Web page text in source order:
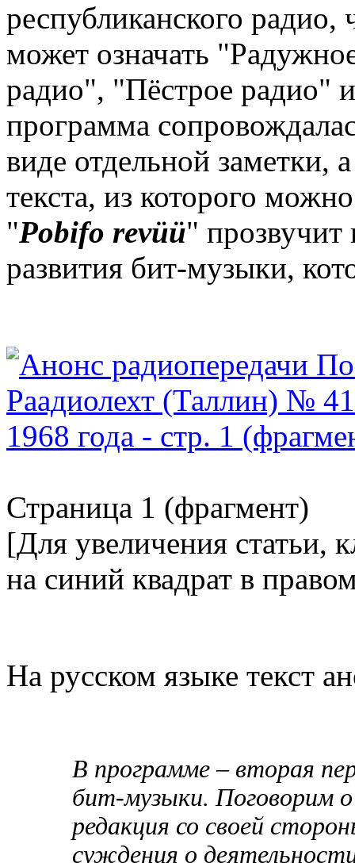
республиканского
может означать
радио", "Пёстрое радио"
программа
виде отдельной заметки,
текста, из которого
"Pobifo revüü" прозвучит
развития бит-музыки,
Страница 1 (фрагмент)
[Для увеличения статьи,
на синий квадрат в
На русском языке текст
В программе – вторая
бит-музыки. Поговорим о
редакция со своей
суждения о